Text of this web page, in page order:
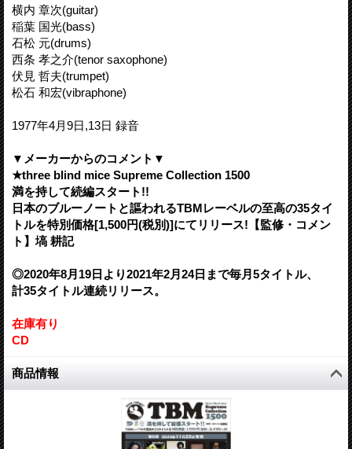
横内 章次(guitar)
稲葉 国光(bass)
石松 元(drums)
西条 孝之介(tenor saxophone)
伏見 哲夫(trumpet)
松石 和宏(vibraphone)
1977年4月9日,13日 録音
▼メーカーからのコメント▼
★three blind mice Supreme Collection 1500
満を持して続編スタート!!
日本のブルーノートと謳われるTBMレーベルの至高の35タイ
トルを特別価格[1,500円(税別)]にてリリース!【監修・コメン
ト】塙 耕記
◎2020年8月19日より2021年2月24日まで毎月5タイトル、
計35タイトル連続リリース。
在庫有り
CD
商品情報